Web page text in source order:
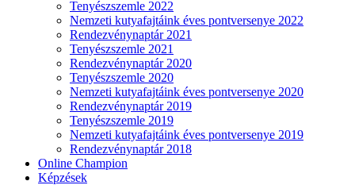
Tenyészszemle 2022
Nemzeti kutyafajtáink éves pontversenye 2022
Rendezvénynaptár 2021
Tenyészszemle 2021
Rendezvénynaptár 2020
Tenyészszemle 2020
Nemzeti kutyafajtáink éves pontversenye 2020
Rendezvénynaptár 2019
Tenyészszemle 2019
Nemzeti kutyafajtáink éves pontversenye 2019
Rendezvénynaptár 2018
Online Champion
Képzések